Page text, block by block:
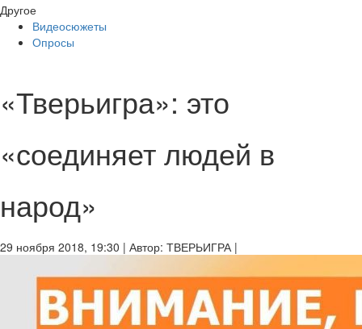
Другое
Видеосюжеты
Опросы
«Тверьигра»: это
«соединяет людей в
народ»
29 ноября 2018, 19:30 | Автор: ТВЕРЬИГРА |